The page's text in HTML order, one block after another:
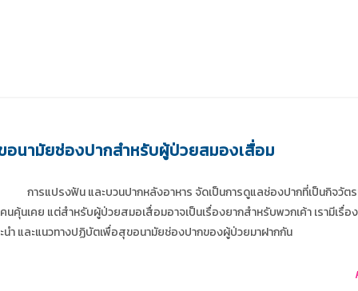
อนามัยช่องปากสำหรับผู้ป่วยสมองเสื่อม
การแปรงฟัน และบวนปากหลังอาหาร จัดเป็นการดูแลช่องปากที่เป็นกิจวัต
นคุ้นเคย แต่สำหรับผู้ป่วยสมอเสื่อมอาจเป็นเรื่องยากสำหรับพวกเค้า เรามีเรื่อ
นำ และแนวทางปฏิบัตเพื่อสุขอนามัยช่องปากของผู้ป่วยมาฝากกัน